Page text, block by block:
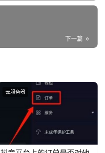
下一篇
云服务器